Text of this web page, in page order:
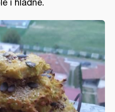
i hladne.